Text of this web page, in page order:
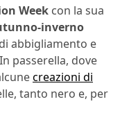
Week con la sua
inverno
abbigliamento e
passerella, dove
creazioni di
tanto nero e, per